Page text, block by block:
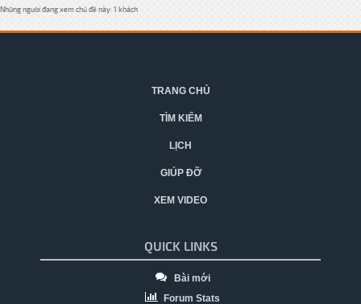
Những người đang xem chủ đề này: 1 khách
TRANG CHỦ
TÌM KIẾM
LỊCH
GIÚP ĐỠ
XEM VIDEO
QUICK LINKS
Bài mới
Forum Stats